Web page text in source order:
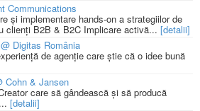
Communications
și implementare hands-on a strategiilor de
clienți B2B & B2C Implicare activă... [detalii]
Digitas România
de agenție care știe că o idee bună
Cohn & Jansen
care să gândească și să producă
[detalii]